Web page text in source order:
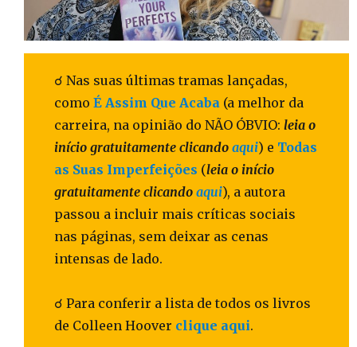
☌ Nas suas últimas tramas lançadas,
como É Assim Que Acaba (a melhor da
carreira, na opinião do NÃO ÓBVIO: leia o
início gratuitamente clicando aqui) e Todas
as Suas Imperfeições (leia o início
gratuitamente clicando aqui), a autora
passou a incluir mais críticas sociais
nas páginas, sem deixar as cenas
intensas de lado.
☌ Para conferir a lista de todos os livros
de Colleen Hoover clique aqui.